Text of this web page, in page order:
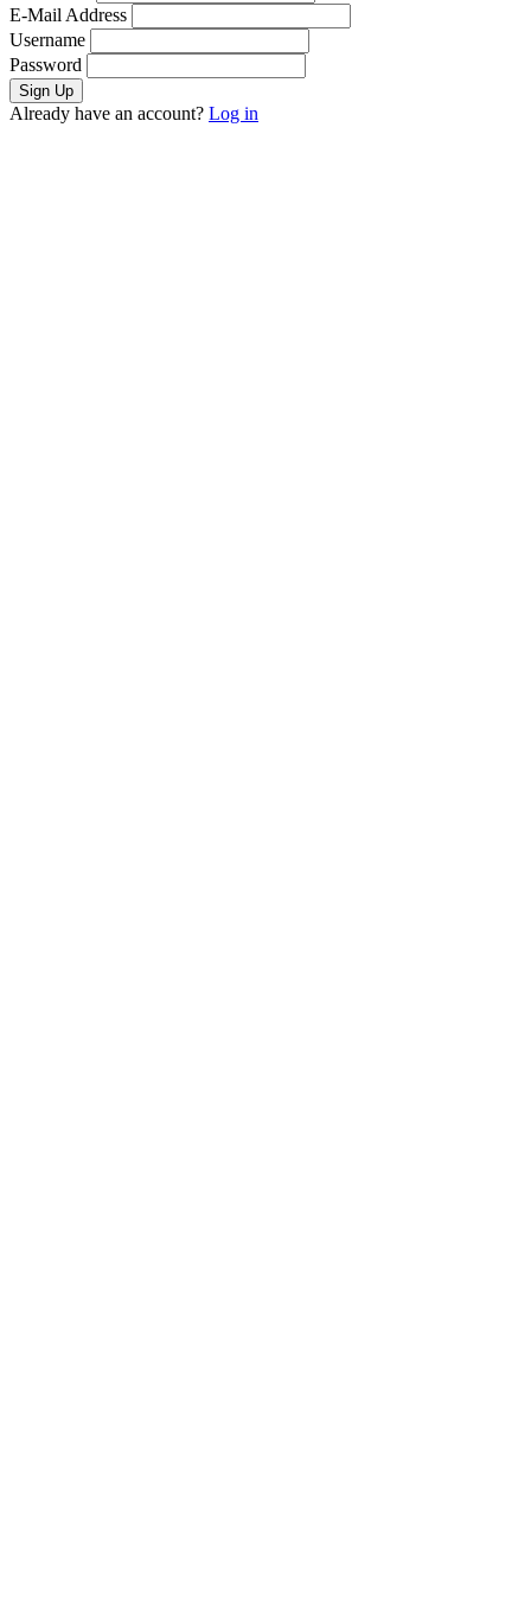
E-Mail Address
Username
Password
Already have an account? Log in